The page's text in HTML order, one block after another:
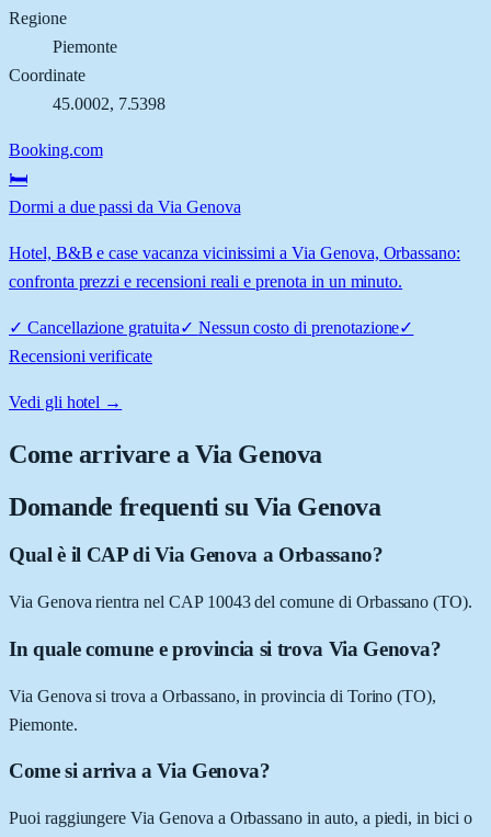
Regione
Piemonte
Coordinate
45.0002, 7.5398
Booking.com
🛏️
Dormi a due passi da Via Genova
Hotel, B&B e case vacanza vicinissimi a Via Genova, Orbassano:
confronta prezzi e recensioni reali e prenota in un minuto.
✓ Cancellazione gratuita✓ Nessun costo di prenotazione✓
Recensioni verificate
Vedi gli hotel →
Come arrivare aVia Genova
Domande frequenti su Via Genova
Qual è il CAP di Via Genova a Orbassano?
Via Genova rientra nel CAP 10043 del comune di Orbassano (TO).
In quale comune e provincia si trova Via Genova?
Via Genova si trova a Orbassano, in provincia di Torino (TO),
Piemonte.
Come si arriva a Via Genova?
Puoi raggiungere Via Genova a Orbassano in auto, a piedi, in bici o